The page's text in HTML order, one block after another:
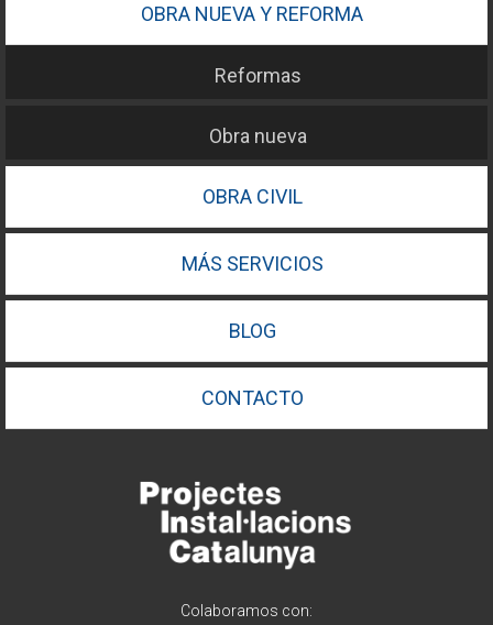
OBRA NUEVA Y REFORMA
Reformas
Obra nueva
OBRA CIVIL
MÁS SERVICIOS
BLOG
CONTACTO
Colaboramos con: